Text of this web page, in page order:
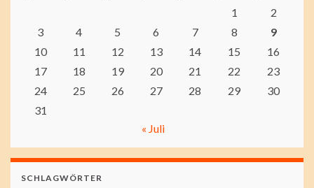
1
2
3
4 5 6 7 8
9
10
11 12 13 14 15
16
17
18 19 20 21 22
23
24
25 26 27 28 29
30
31
« Juli
SCHLAGWÖRTER